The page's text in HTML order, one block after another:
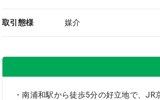
取引態様 媒介
・南浦和駅から徒歩5分の好立地で、JR